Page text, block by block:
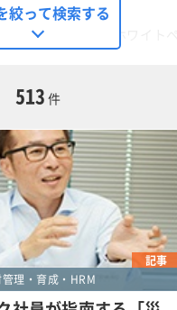
動画
絞って検索する
513 件
記事
理・育成・HRM